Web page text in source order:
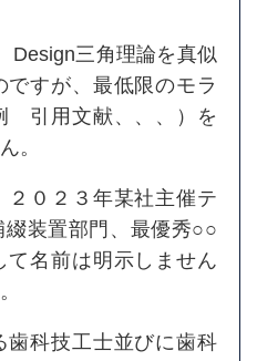
三角理論を真似
すが、最低限のモラ
引用文献、、、）を
。
０２３年某社主催テ
装置部門、最優秀○○
て名前は明示しません
歯科技工士並びに歯科